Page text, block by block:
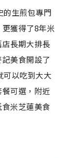
的生煎包專門
獲得了8年米
長期大排長
美食開設了
以吃到大大
可選，附近
米芝蓮美食